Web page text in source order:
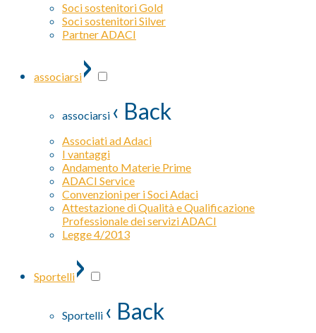
Soci sostenitori Gold
Soci sostenitori Silver
Partner ADACI
associarsi›
associarsi ‹ Back
Associati ad Adaci
I vantaggi
Andamento Materie Prime
ADACI Service
Convenzioni per i Soci Adaci
Attestazione di Qualità e Qualificazione
Professionale dei servizi ADACI
Legge 4/2013
Sportelli›
Sportelli ‹ Back